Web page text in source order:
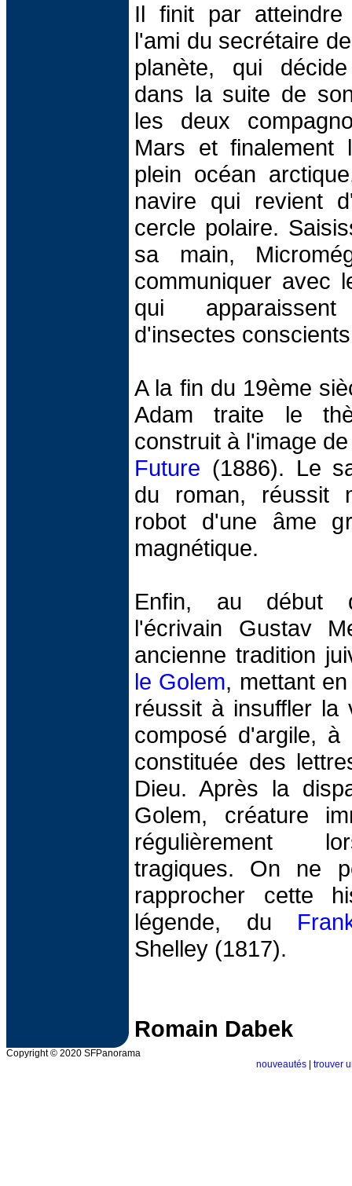
Il finit par
l'ami du secrétaire
planète, qui
dans la suite de
les deux
Mars et finalement
plein océan
navire qui revient
cercle polaire.
sa main,
communiquer avec
qui
d'insectes
A la fin du 19ème
Adam traite le
construit à l'image
Future (1886). Le
du roman, réussit
robot d'une âme
magnétique.
Enfin, au début
l'écrivain Gustav
ancienne tradition
le Golem, mettant
réussit à insuffler la
composé d'argile,
constituée des
Dieu. Après la
Golem, créature
régulièrement
tragiques. On ne
rapprocher cette
légende, du
Shelley (1817).
Romain Dabek
Copyright © 2020 SFPanorama
nouveautés
trouver